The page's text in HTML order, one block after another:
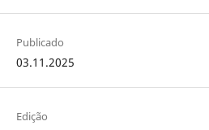
Publicado
03.11.2025
Edição